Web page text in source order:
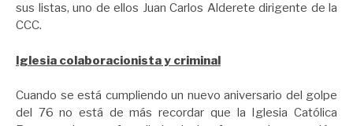
sus listas, uno de ellos Juan Carlos Alderete dirigente de la
CCC.
Iglesia colaboracionista y criminal
Cuando se está cumpliendo un nuevo aniversario del golpe
del 76 no está de más recordar que la Iglesia Católica